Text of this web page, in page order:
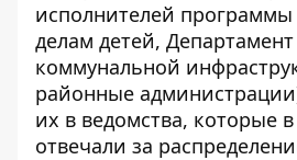
исполнителей
делам детей,
коммунальной
районные
их в ведомства, которые
отвечали за